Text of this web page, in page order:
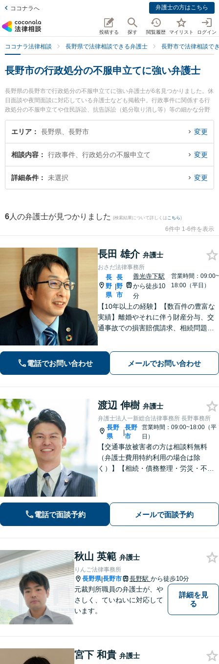
ココナラへ 弁護士の方はこちら
投稿する 探す 閲覧履歴 マイリスト ログイン
ココナラ法律相談 長野県で法律相談できる弁護士 長野市で法律相談で
長野市の行政処分の不服申立てに強い弁護士
長野県の長野市で行政処分の不服申立てに強い弁護士が6名見つかりました。休
日面談や夜間面談に対応している弁護士なども掲載中。行政事件に関係する行
政処分の不服申立てや住民訴訟、抗告訴訟（処分取り消し等）等の細かな分野
での絞り込み検索もでき便利です。特におさだ法律事務所の長田 雄介弁護士や
弁護士法人一新総合法律事務所 長野事務所の渡辺 伸樹弁護士、りんご法律事務
今すぐに弁護士に相談したい』『行政処分の不服申立てのトラブル解決の実績
豊富な近くの弁護士を検索したい』『初回相談無料で行政処分の不服申立てを
法律相談できる長野市内の弁護士に相談予約したい』などでお困りの相談者さ
エリア 長野県、長野市 変更
相談内容 行政事件、行政処分の不服申立て 変更
詳細条件 未選択 変更
6 人の弁護士が見つかりました (検索結果について詳しくは こちら)
6件中 1-6件を表示
長田 雄介 弁護士
おさだ法律事務所
長
野
県
|
長
野
市
善光寺下駅
から徒歩10
分
営業時間：09:00~
18:00（平日）
【10年以上の経験】【数百件の豊富な
実績】離婚やそれに伴う財産分与、交
通事故での損害賠償請求、相続問題な
戸建て事務所です。【休日・夜間相談
可】
電話でお問い合わせ メールでお問い合わせ
渡辺 伸樹 弁護士
弁護士法人一新総合法律事務所 長野事務所
長野
県
|
長野
市
営業時間：09:00~18:00（平
日）
【交通事故被害者の方は相談料無料
（弁護士費用特約利用の場合は除
く）】【相続・債務整理・労災・不貞
けます。お気軽にお問い合わせくださ
い。
電話で面談予約 メールで面談予約
秋山 英範 弁護士
りんご法律事務所
長野県|長野市 長野駅 から徒歩10分
元裁判所職員の弁護士が、や
さしく、ていねいに対応して
います。
詳細を見
る
宮下 和貴 弁護士